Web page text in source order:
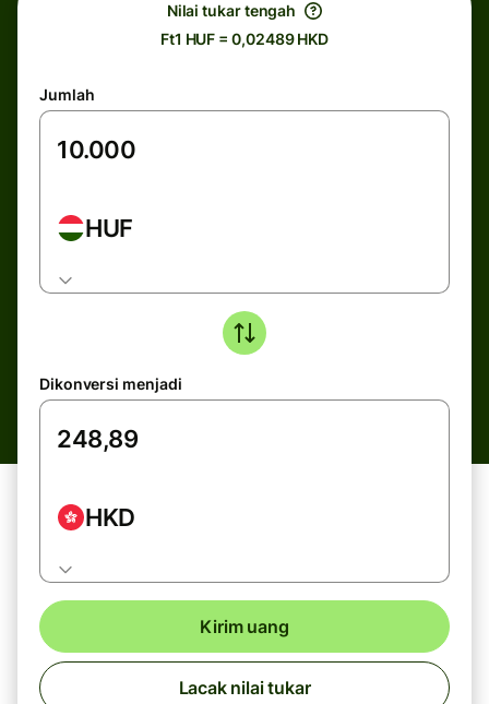
Nilai tukar tengah
Ft1 HUF = 0,02489 HKD
Jumlah
HUF
Dikonversi menjadi
HKD
Kirim uang
Lacak nilai tukar